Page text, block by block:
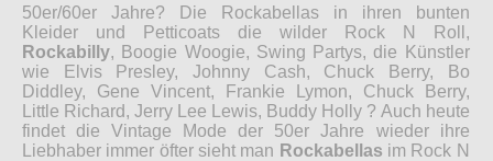
50er/60er Jahre? Die Rockabellas in ihren bunten
Kleider und Petticoats die wilder Rock N Roll,
Rockabilly, Boogie Woogie, Swing Partys, die Künstler
wie Elvis Presley, Johnny Cash, Chuck Berry, Bo
Diddley, Gene Vincent, Frankie Lymon, Chuck Berry,
Little Richard, Jerry Lee Lewis, Buddy Holly ? Auch heute
findet die Vintage Mode der 50er Jahre wieder ihre
Liebhaber immer öfter sieht man Rockabellas im Rock N